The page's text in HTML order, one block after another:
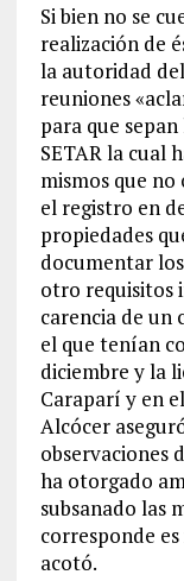
Si bien no se
realización de
la autoridad
reuniones
para que
SETAR la cual
mismos que
el registro en
propiedades
documentar
otro requisitos
carencia de un
el que tenían
diciembre y la
Caraparí y en
Alcócer
observaciones
ha otorgado
subsanado las
corresponde
acotó.